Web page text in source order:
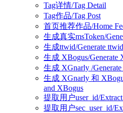
Tag详情/Tag Detail
Tag作品/Tag Post
首页推荐作品/Home
生成真实msToken/
生成ttwid/Generate ttwid
生成 XBogus/Generate
生成 XGnarly /
生成 XGnarly 和
and XBogus
提取用户user_id/Extract
提取用户sec_user_id/